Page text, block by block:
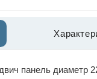
панель диаметр